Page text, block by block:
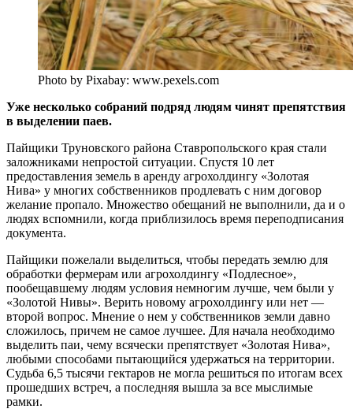
Photo by Pixabay: www.pexels.com
Уже несколько собраний подряд людям чинят препятствия
в выделении паев.
Пайщики Труновского района Ставропольского края стали
заложниками непростой ситуации. Спустя 10 лет
предоставления земель в аренду агрохолдингу «Золотая
Нива» у многих собственников продлевать с ним договор
желание пропало. Множество обещаний не выполнили, да и о
людях вспомнили, когда приблизилось время переподписания
документа.
Пайщики пожелали выделиться, чтобы передать землю для
обработки фермерам или агрохолдингу «Подлесное»,
пообещавшему людям условия немногим лучше, чем были у
«Золотой Нивы». Верить новому агрохолдингу или нет —
второй вопрос. Мнение о нем у собственников земли давно
сложилось, причем не самое лучшее. Для начала необходимо
выделить паи, чему всячески препятствует «Золотая Нива»,
любыми способами пытающийся удержаться на территории.
Судьба 6,5 тысячи гектаров не могла решиться по итогам всех
прошедших встреч, а последняя вышла за все мыслимые
рамки.